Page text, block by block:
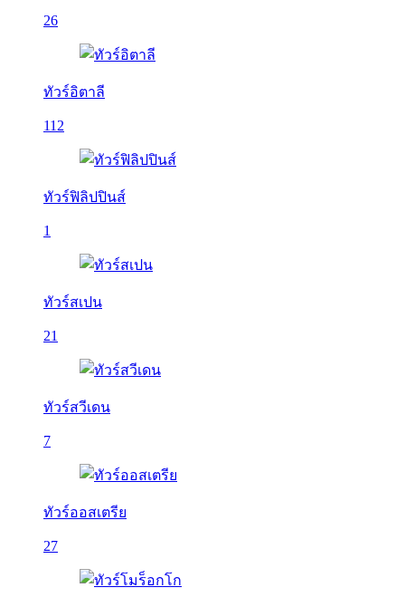
26
ทัวร์อิตาลี
112
ทัวร์ฟิลิปปินส์
1
ทัวร์สเปน
21
ทัวร์สวีเดน
7
ทัวร์ออสเตรีย
27